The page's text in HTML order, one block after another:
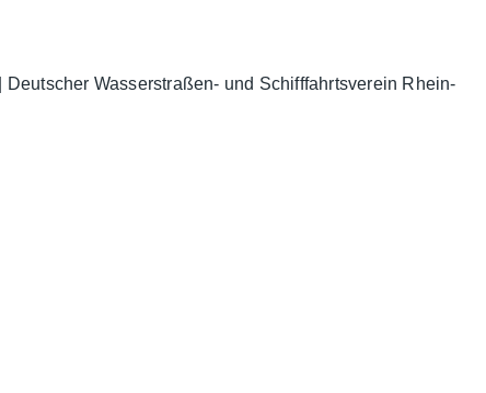
Wasserstraßen- und Schifffahrtsverein Rhein-